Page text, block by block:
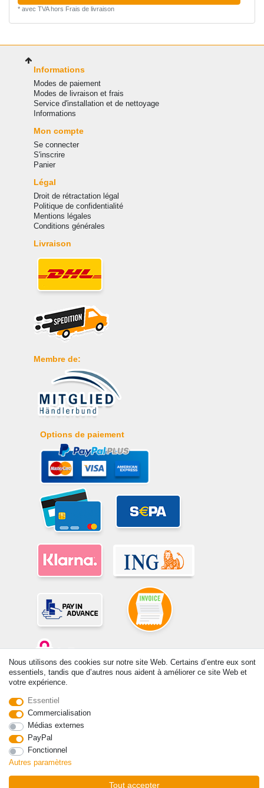
* avec TVAhors Frais de livraison
Informations
Modes de paiement
Modes de livraison et frais
Service d'installation et de nettoyage
Informations
Mon compte
Se connecter
S'inscrire
Panier
Légal
Droit de rétractation légal
Politique de confidentialité
Mentions légales
Conditions générales
Livraison
Membre de:
Options de paiement
© Copyright 2026 | Tous droits réservés. -Tous droits réservés – Les
prix indiqués par le Vendeur au moment de la commande sont libellés
en Euros TTC. Les conditions s’appliquent aux livraisons en France !
Nous utilisons des cookies sur notre site Web. Certains d’entre eux sont
essentiels, tandis que d’autres nous aident à améliorer ce site Web et
votre expérience.
Essentiel
Commercialisation
Médias externes
PayPal
Fonctionnel
Autres paramètres
Tout accepter
Rétracter le contrat ici